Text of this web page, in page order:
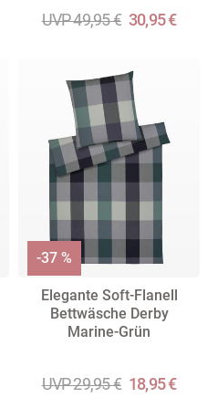
UVP 49,95 € 30,95 €
Elegante Soft-Flanell
Bettwäsche Derby
Marine-Grün
UVP 29,95 € 18,95 €
-37 %